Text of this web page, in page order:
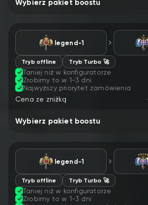
Wybierz pakiet boostu
legend-1
Tryb offline Tryb Turbo 🚀
Taniej niż w konfiguratorze
Zrobimy to w 1-3 dni
Najwyższy priorytet zamówienia
Cena ze zniżką
Wybierz pakiet boostu
legend-1
Tryb offline Tryb Turbo 🚀
Taniej niż w konfiguratorze
Zrobimy to w 1-3 dni